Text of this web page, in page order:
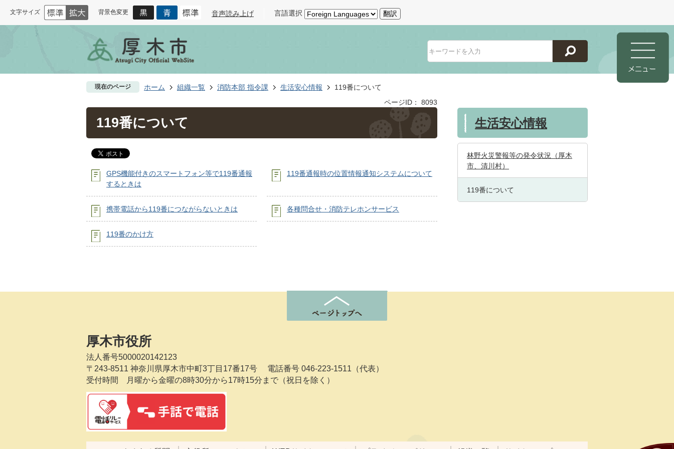
文字サイズ 背景色変更 音声読み上げ 言語選択 翻訳
現在のページ ホーム 組織一覧 消防本部 指令課 生活安心情報
119番について
ページID：
8093
119番について
GPS機能付きのスマートフォン等で119番通報
するときは
119番通報時の位置情報通知システムについて
携帯電話から119番につながらないときは 各種問合せ・消防テレホンサービス
119番のかけ方
生活安心情報
林野火災警報等の発令状況（厚木
市、清川村）
119番について
厚木市役所
法人番号5000020142123
〒243-8511 神奈川県厚木市中町3丁目17番17号
電話番号 046-223-1511（代表）
受付時間 月曜から金曜の8時30分から17時15分まで（祝日を除く）